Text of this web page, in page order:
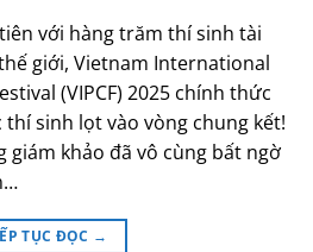
với hàng trăm thí sinh tài
giới, Vietnam International
(VIPCF) 2025 chính thức
thí sinh lọt vào vòng chung kết!
giám khảo đã vô cùng bất ngờ
TỤC ĐỌC →